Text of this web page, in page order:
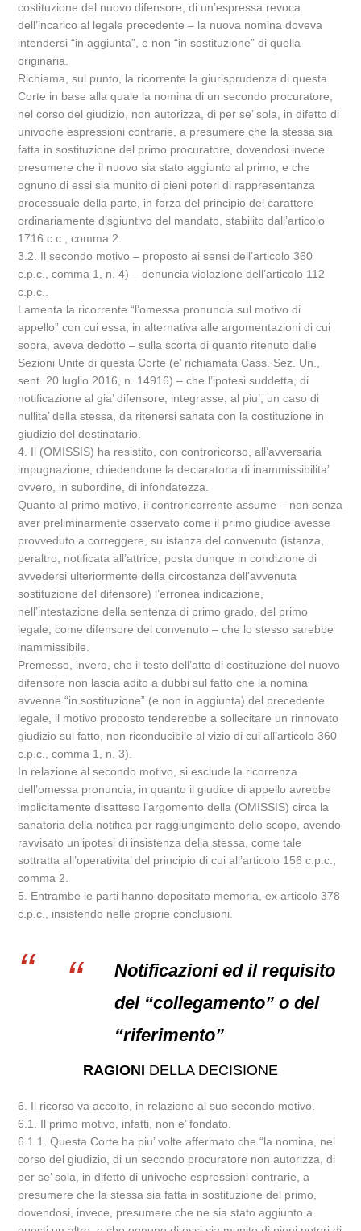
costituzione del nuovo difensore, di un’espressa revoca
dell’incarico al legale precedente – la nuova nomina doveva
intendersi “in aggiunta”, e non “in sostituzione” di quella
originaria.
Richiama, sul punto, la ricorrente la giurisprudenza di questa
Corte in base alla quale la nomina di un secondo procuratore,
nel corso del giudizio, non autorizza, di per se’ sola, in difetto di
univoche espressioni contrarie, a presumere che la stessa sia
fatta in sostituzione del primo procuratore, dovendosi invece
presumere che il nuovo sia stato aggiunto al primo, e che
ognuno di essi sia munito di pieni poteri di rappresentanza
processuale della parte, in forza del principio del carattere
ordinariamente disgiuntivo del mandato, stabilito dall’articolo
1716 c.c., comma 2.
3.2. Il secondo motivo – proposto ai sensi dell’articolo 360
c.p.c., comma 1, n. 4) – denuncia violazione dell’articolo 112
c.p.c..
Lamenta la ricorrente “l’omessa pronuncia sul motivo di
appello” con cui essa, in alternativa alle argomentazioni di cui
sopra, aveva dedotto – sulla scorta di quanto ritenuto dalle
Sezioni Unite di questa Corte (e’ richiamata Cass. Sez. Un.,
sent. 20 luglio 2016, n. 14916) – che l’ipotesi suddetta, di
notificazione al gia’ difensore, integrasse, al piu’, un caso di
nullita’ della stessa, da ritenersi sanata con la costituzione in
giudizio del destinatario.
4. Il (OMISSIS) ha resistito, con controricorso, all’avversaria
impugnazione, chiedendone la declaratoria di inammissibilita’
ovvero, in subordine, di infondatezza.
Quanto al primo motivo, il controricorrente assume – non senza
aver preliminarmente osservato come il primo giudice avesse
provveduto a correggere, su istanza del convenuto (istanza,
peraltro, notificata all’attrice, posta dunque in condizione di
avvedersi ulteriormente della circostanza dell’avvenuta
sostituzione del difensore) l’erronea indicazione,
nell’intestazione della sentenza di primo grado, del primo
legale, come difensore del convenuto – che lo stesso sarebbe
inammissibile.
Premesso, invero, che il testo dell’atto di costituzione del nuovo
difensore non lascia adito a dubbi sul fatto che la nomina
avvenne “in sostituzione” (e non in aggiunta) del precedente
legale, il motivo proposto tenderebbe a sollecitare un rinnovato
giudizio sul fatto, non riconducibile al vizio di cui all’articolo 360
c.p.c., comma 1, n. 3).
In relazione al secondo motivo, si esclude la ricorrenza
dell’omessa pronuncia, in quanto il giudice di appello avrebbe
implicitamente disatteso l’argomento della (OMISSIS) circa la
sanatoria della notifica per raggiungimento dello scopo, avendo
ravvisato un’ipotesi di insistenza della stessa, come tale
sottratta all’operativita’ del principio di cui all’articolo 156 c.p.c.,
comma 2.
5. Entrambe le parti hanno depositato memoria, ex articolo 378
c.p.c., insistendo nelle proprie conclusioni.
Notificazioni ed il requisito
del “collegamento” o del
“riferimento”
RAGIONI DELLA DECISIONE
6. Il ricorso va accolto, in relazione al suo secondo motivo.
6.1. Il primo motivo, infatti, non e’ fondato.
6.1.1. Questa Corte ha piu’ volte affermato che “la nomina, nel
corso del giudizio, di un secondo procuratore non autorizza, di
per se’ sola, in difetto di univoche espressioni contrarie, a
presumere che la stessa sia fatta in sostituzione del primo,
dovendosi, invece, presumere che ne sia stato aggiunto a